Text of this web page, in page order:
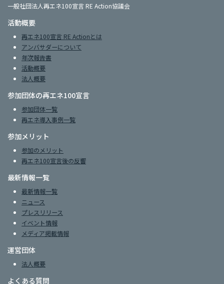
一般社団法人再エネ100宣言 RE Action協議会
活動概要
再エネ100宣言 RE Actionとは
アンバサダーについて
年次報告書
活動概要
法人概要
参加団体の再エネ100宣言
参加団体一覧
再エネ導入事例一覧
参加メリット
参加のメリット
再エネ100宣言後の反響
最新情報一覧
最新情報一覧
ニュース
プレスリリース
イベント情報
メディア掲載情報
運営団体
法人概要
よくある質問